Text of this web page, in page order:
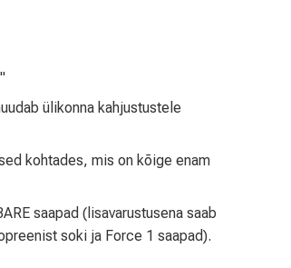
ülikonna kahjustustele
kohtades, mis on kõige enam
saapad (lisavarustusena saab
soki ja Force 1 saapad).